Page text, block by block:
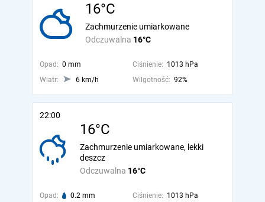
16°C
Odczuwalna 16°C
Zachmurzenie umiarkowane
Opad: 0 mm Ciśnienie: 1013 hPa
Wiatr:
6 km/h Wilgotność: 92%
22:00
16°C
Odczuwalna 16°C
Zachmurzenie umiarkowane, lekki
deszcz
Opad: 0.2 mm Ciśnienie: 1013 hPa